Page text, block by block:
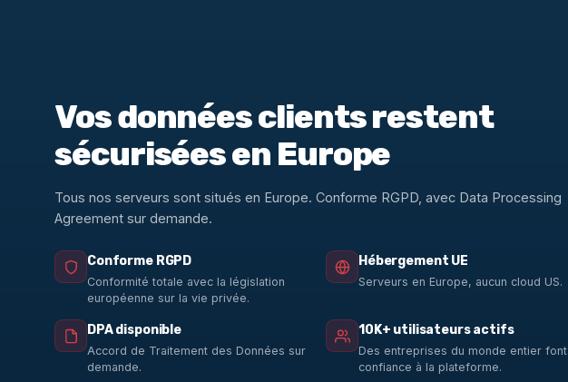
Vos données clients restent
sécurisées en Europe
Tous nos serveurs sont situés en Europe. Conforme RGPD, avec Data Processing
Agreement sur demande.
Conforme RGPD
Conformité totale avec la législation
européenne sur la vie privée.
Hébergement UE
Serveurs en Europe, aucun cloud US.
DPA disponible
Accord de Traitement des Données sur
demande.
10K+ utilisateurs actifs
Des entreprises du monde entier font
confiance à la plateforme.